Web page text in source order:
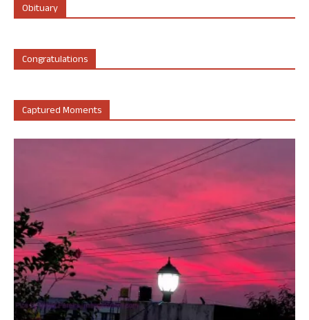
Obituary
Congratulations
Captured Moments